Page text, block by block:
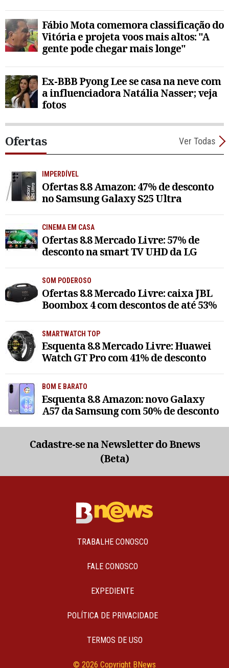
Fábio Mota comemora classificação do
Vitória e projeta voos mais altos: "A
gente pode chegar mais longe"
Ex-BBB Pyong Lee se casa na neve com
a influenciadora Natália Nasser; veja
fotos
Ofertas Ver Todas
IMPERDÍVEL
Ofertas 8.8 Amazon: 47% de desconto
no Samsung Galaxy S25 Ultra
CINEMA EM CASA
Ofertas 8.8 Mercado Livre: 57% de
desconto na smart TV UHD da LG
SOM PODEROSO
Ofertas 8.8 Mercado Livre: caixa JBL
Boombox 4 com descontos de até 53%
SMARTWATCH TOP
Esquenta 8.8 Mercado Livre: Huawei
Watch GT Pro com 41% de desconto
BOM E BARATO
Esquenta 8.8 Amazon: novo Galaxy
A57 da Samsung com 50% de desconto
Cadastre-se na Newsletter do Bnews
(Beta)
TRABALHE CONOSCO
FALE CONOSCO
EXPEDIENTE
POLÍTICA DE PRIVACIDADE
TERMOS DE USO
© 2026 Copyright BNews